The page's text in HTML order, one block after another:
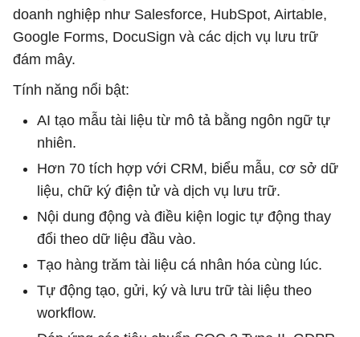
doanh nghiệp như Salesforce, HubSpot, Airtable,
Google Forms, DocuSign và các dịch vụ lưu trữ
đám mây.
Tính năng nổi bật:
AI tạo mẫu tài liệu từ mô tả bằng ngôn ngữ tự
nhiên.
Hơn 70 tích hợp với CRM, biểu mẫu, cơ sở dữ
liệu, chữ ký điện tử và dịch vụ lưu trữ.
Nội dung động và điều kiện logic tự động thay
đổi theo dữ liệu đầu vào.
Tạo hàng trăm tài liệu cá nhân hóa cùng lúc.
Tự động tạo, gửi, ký và lưu trữ tài liệu theo
workflow.